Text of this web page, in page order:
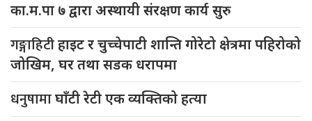
का.म.पा ७ द्वारा अस्थायी संरक्षण कार्य सुरु
गङ्गाहिटीहाइट र चुच्चेपाटी शान्ति गोरेटो क्षेत्रमा पहिरोको
जोखिम, घर तथा सडक धरापमा
धनुषामाघाँटी रेटी एक व्यक्तिको हत्या